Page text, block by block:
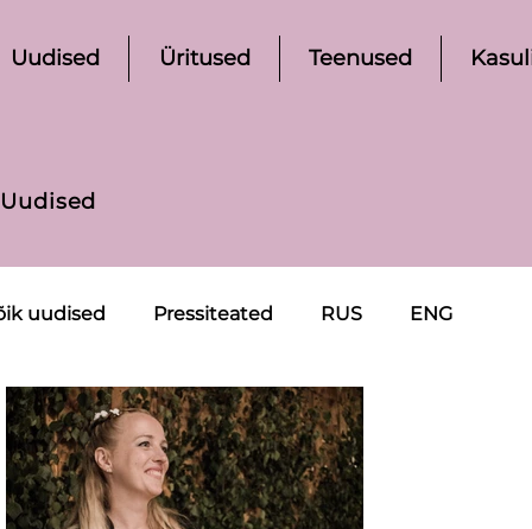
Uudised Üritused Teenused
Uudised
uudised Pressiteated RUS ENG